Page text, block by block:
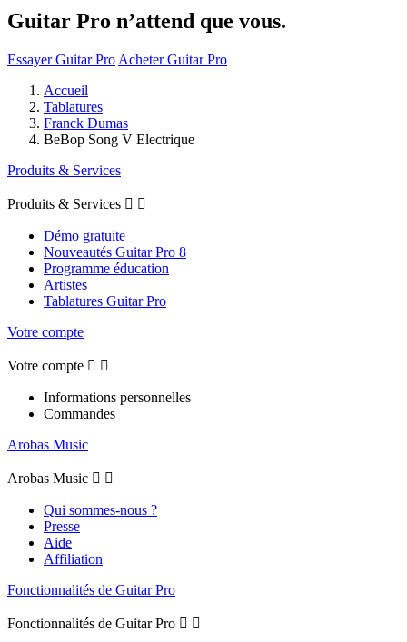
Guitar Pro n’attend que vous.
Essayer Guitar Pro Acheter Guitar Pro
Accueil
Tablatures
Franck Dumas
BeBop Song V Electrique
Produits & Services
Produits & Services  
Démo gratuite
Nouveautés Guitar Pro 8
Programme éducation
Artistes
Tablatures Guitar Pro
Votre compte
Votre compte  
Informations personnelles
Commandes
Arobas Music
Arobas Music  
Qui sommes-nous ?
Presse
Aide
Affiliation
Fonctionnalités de Guitar Pro
Fonctionnalités de Guitar Pro  